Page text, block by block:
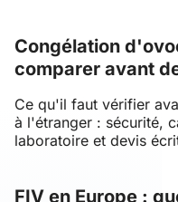
Congélation
comparer avant
Ce qu'il faut vérifier
à l'étranger : sécurité,
laboratoire et devis
FIV en Europe :